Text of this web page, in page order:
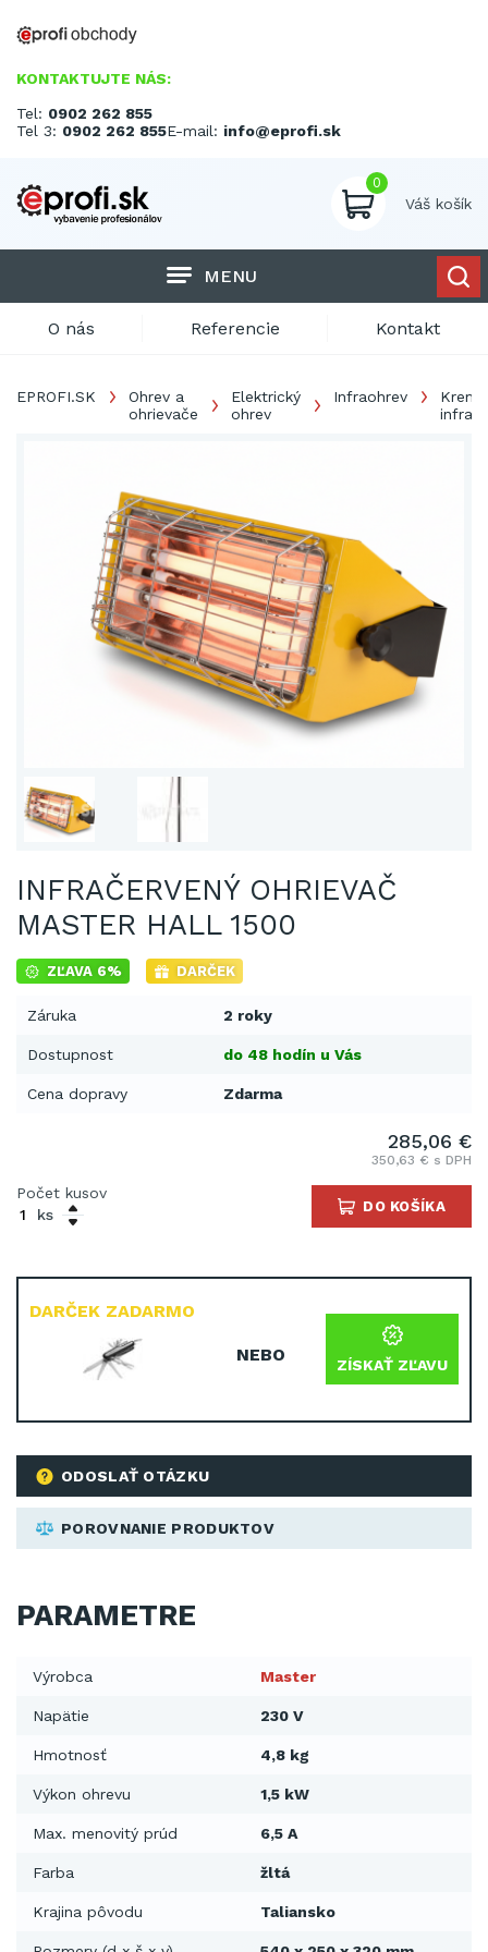
KONTAKTUJTE NÁS:
Tel: 0902 262 855
Tel 3: 0902 262 855E-mail: info@eprofi.sk
0
Váš košík
MENU
O nás Referencie Kontakt
EPROFI.SK
Ohrev a
ohrievače
Elektrický
ohrev
Infraohrev
INFRAČERVENÝ OHRIEVAČ
MASTER HALL 1500
ZĽAVA 6% DARČEK
Záruka 2 roky
Dostupnost do 48 hodín u Vás
Cena dopravy Zdarma
ODOSLAŤ OTÁZKU
POROVNANIE PRODUKTOV
DARČEK ZADARMO
NEBO ZÍSKAŤ ZĽAVU
285,06 €
350,63 € s DPH
Počet kusov
ks
DO KOŠÍKA
PARAMETRE
Výrobca Master
Napätie 230 V
Hmotnosť 4,8 kg
Výkon ohrevu 1,5 kW
Max. menovitý prúd 6,5 A
Farba žltá
Krajina pôvodu Taliansko